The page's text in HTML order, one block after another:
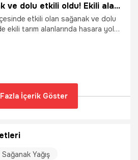
Kayseri’de sağanak ve dolu etkili oldu! Ekili alanlar zarar gördü
etkili olan sağanak ve dolu
ekili tarım alanlarında hasara yol
Fazla İçerik Göster
Sağanak Yağış